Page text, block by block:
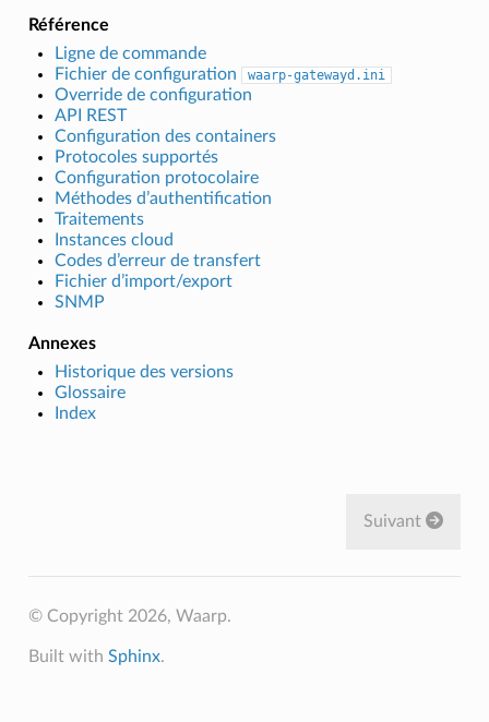
Référence
Ligne de commande
Fichier de configuration
waarp-gatewayd.ini
Override de configuration
API REST
Configuration des containers
Protocoles supportés
Configuration protocolaire
Méthodes d’authentification
Traitements
Instances cloud
Codes d’erreur de transfert
Fichier d’import/export
SNMP
Annexes
Historique des versions
Glossaire
Index
Suivant
© Copyright 2026, Waarp.
Built with Sphinx.